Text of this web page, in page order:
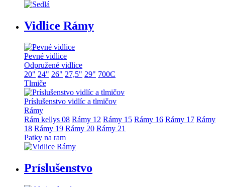
Vidlice Rámy
Pevné vidlice
Odpružené vidlice
20" 24" 26" 27,5" 29" 700C
Tlmiče
Príslušenstvo vidlíc a tlmičov
Rámy
Rám kellys 08 Rámy 12 Rámy 15 Rámy 16 Rámy 17 Rámy
18 Rámy 19 Rámy 20 Rámy 21
Patky na ram
Príslušenstvo